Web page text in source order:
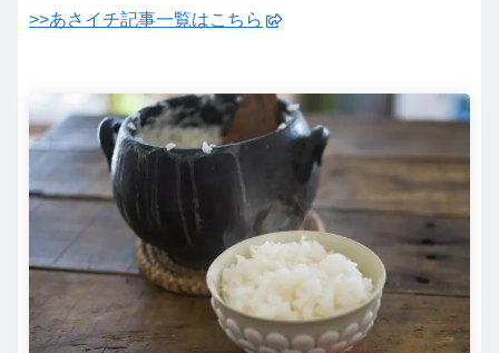
>>あさイチ記事一覧はこちら